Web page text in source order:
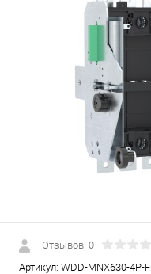
Отзывов: 0
Артикул: WDD-MNX630-4P-F